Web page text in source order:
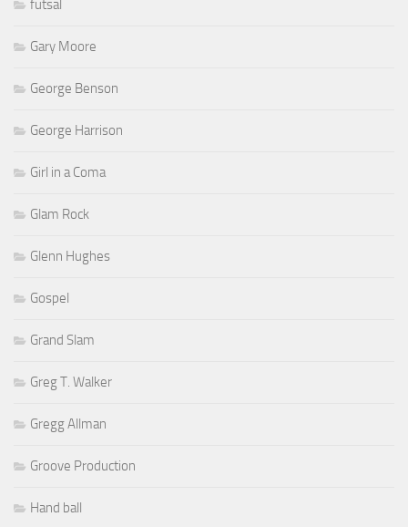
futsal
Gary Moore
George Benson
George Harrison
Girl in a Coma
Glam Rock
Glenn Hughes
Gospel
Grand Slam
Greg T. Walker
Gregg Allman
Groove Production
Hand ball